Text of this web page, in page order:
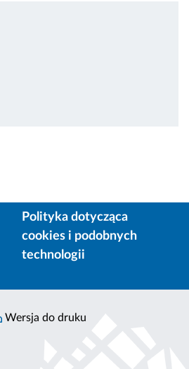
Polityka dotycząca
cookies i podobnych
technologii
Wersja do druku